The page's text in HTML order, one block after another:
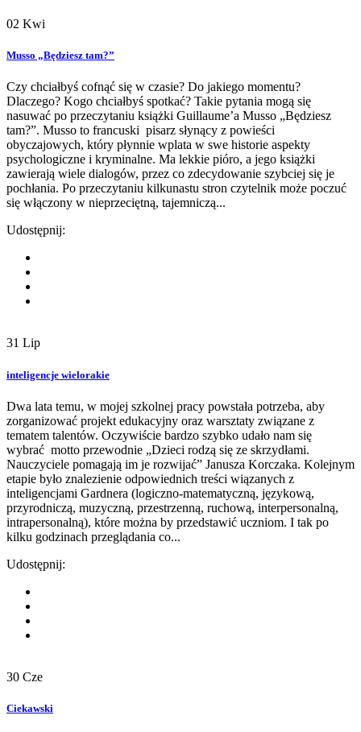
02 Kwi
Musso „Będziesz tam?”
Czy chciałbyś cofnąć się w czasie? Do jakiego momentu?
Dlaczego? Kogo chciałbyś spotkać? Takie pytania mogą się
nasuwać po przeczytaniu książki Guillaume’a Musso „Będziesz
tam?”. Musso to francuski pisarz słynący z powieści
obyczajowych, który płynnie wplata w swe historie aspekty
psychologiczne i kryminalne. Ma lekkie pióro, a jego książki
zawierają wiele dialogów, przez co zdecydowanie szybciej się je
pochłania. Po przeczytaniu kilkunastu stron czytelnik może poczuć
się włączony w nieprzeciętną, tajemniczą...
Udostępnij:
31 Lip
inteligencje wielorakie
Dwa lata temu, w mojej szkolnej pracy powstała potrzeba, aby
zorganizować projekt edukacyjny oraz warsztaty związane z
tematem talentów. Oczywiście bardzo szybko udało nam się
wybrać motto przewodnie „Dzieci rodzą się ze skrzydłami.
Nauczyciele pomagają im je rozwijać” Janusza Korczaka. Kolejnym
etapie było znalezienie odpowiednich treści wiązanych z
inteligencjami Gardnera (logiczno-matematyczną, językową,
przyrodniczą, muzyczną, przestrzenną, ruchową, interpersonalną,
intrapersonalną), które można by przedstawić uczniom. I tak po
kilku godzinach przeglądania co...
Udostępnij:
30 Cze
Ciekawski